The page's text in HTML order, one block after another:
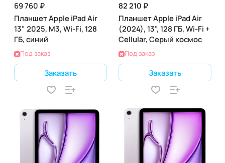
69 760 ₽
Планшет Apple iPad Air
13" 2025, M3, Wi-Fi, 128
ГБ, синий
Под заказ
Заказать
82 210 ₽
Планшет Apple iPad Air
(2024), 13", 128 ГБ, Wi-Fi +
Cellular, Серый космос
Под заказ
Заказать